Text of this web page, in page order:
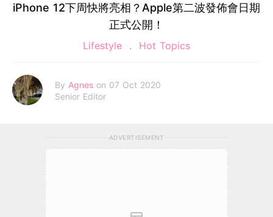
iPhone 12下周快將亮相？Apple第二波發佈會日期
正式公開！
Lifestyle Hot Topics
By Agnes on 07 Oct 2020
Senior Editor
ADVERTISEMENT